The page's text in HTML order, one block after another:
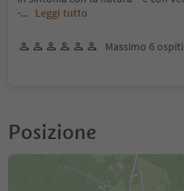
-... Leggi tutto
Massimo 6 ospiti
Posizione